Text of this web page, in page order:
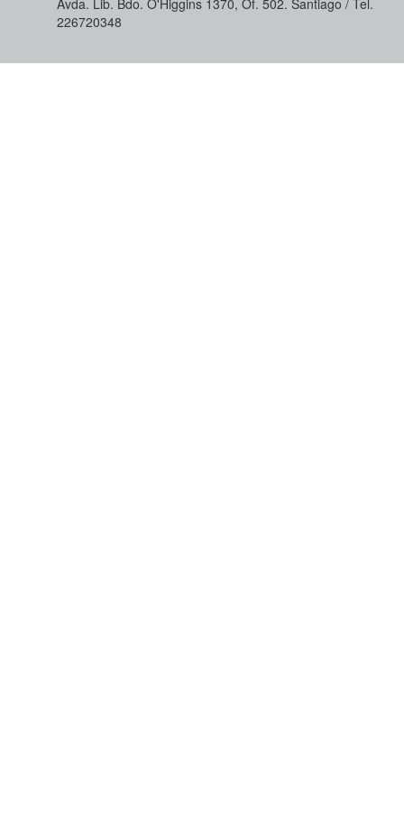
Avda. Lib. Bdo. O'Higgins 1370, Of. 502. Santiago / Tel.
226720348